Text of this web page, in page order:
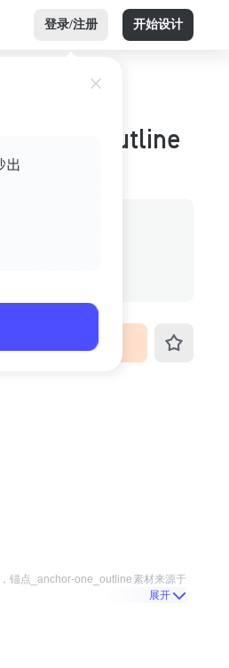
登录/注册 开始设计
one_outline
锚点_anchor-one_outline素材来源于
展开